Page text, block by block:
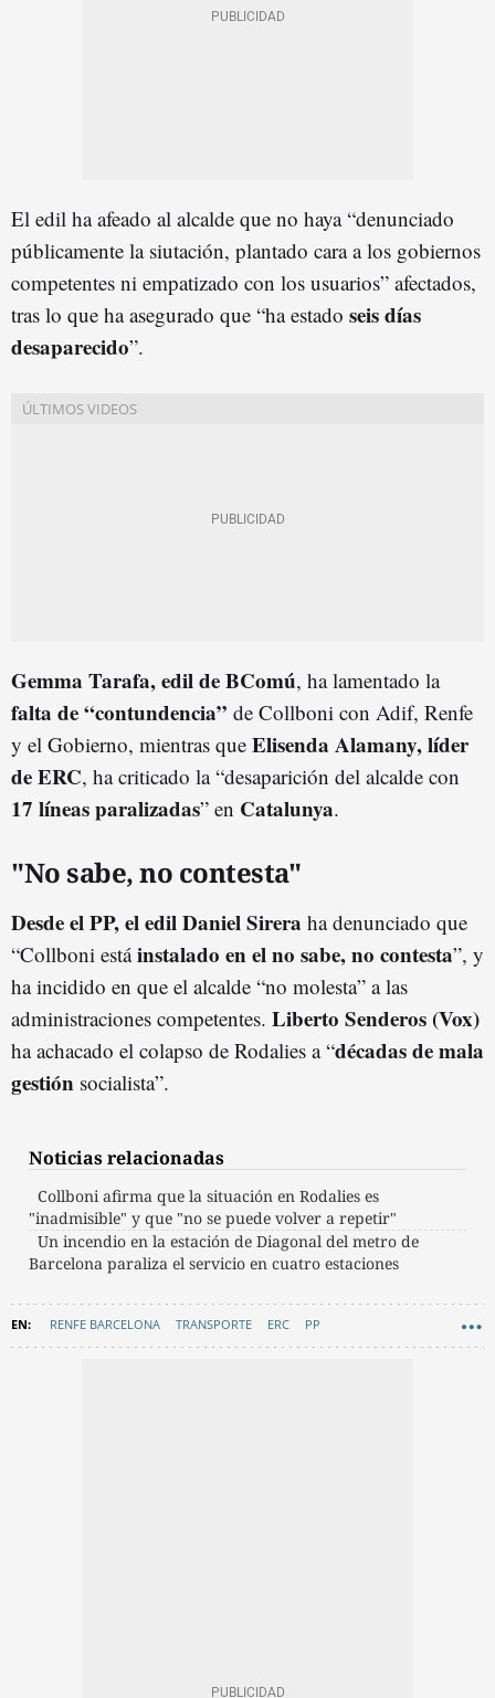
El edil ha afeado al alcalde que no haya “denunciado
públicamente la siutación, plantado cara a los gobiernos
competentes ni empatizado con los usuarios” afectados,
tras lo que ha asegurado que “ha estado seis días
desaparecido”.
Gemma Tarafa, edil de BComú, ha lamentado la
falta de “contundencia” de Collboni con Adif, Renfe
y el Gobierno, mientras que Elisenda Alamany, líder
de ERC, ha criticado la “desaparición del alcalde con
17 líneas paralizadas” en Catalunya.
"No sabe, no contesta"
Desde el PP, el edil Daniel Sirera ha denunciado que
“Collboni estáinstalado en el no sabe, no contesta”, y
ha incidido en que el alcalde “no molesta” a las
administraciones competentes. Liberto Senderos (Vox)
ha achacado el colapso de Rodalies a “décadas de mala
gestión socialista”.
Noticias relacionadas
Collboni afirma que la situación en Rodalies es
"inadmisible" y que "no se puede volver a repetir"
Un incendio en la estación de Diagonal del metro de
Barcelona paraliza el servicio en cuatro estaciones
RENFE BARCELONA TRANSPORTE ERC PP